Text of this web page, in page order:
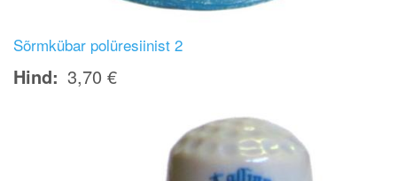
Sõrmkübar polüresiinist 2
Hind 3,70 €